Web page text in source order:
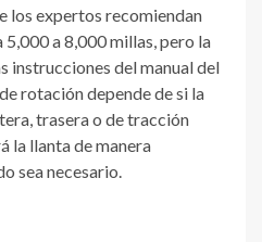
los expertos recomiendan
a 8,000 millas, pero la
instrucciones del manual del
rotación depende de si la
trasera o de tracción
la llanta de manera
sea necesario.